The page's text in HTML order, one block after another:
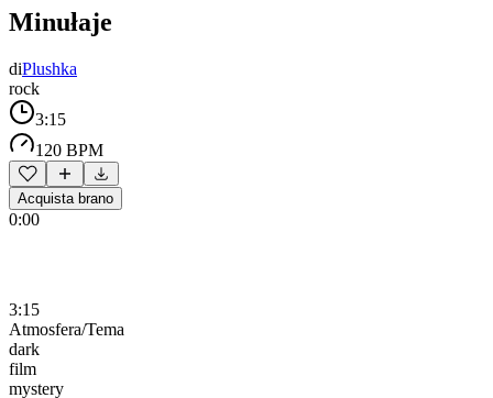
Minułaje
diPlushka
rock
3:15
120 BPM
Acquista brano
0:00
3:15
Atmosfera/Tema
dark
film
mystery